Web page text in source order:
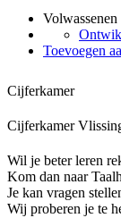
Volwassenen
Toevoegen
Cijferkamer
Cijferkamer
Wil je beter leren
Kom dan naar
Je kan vragen
Wij proberen je te